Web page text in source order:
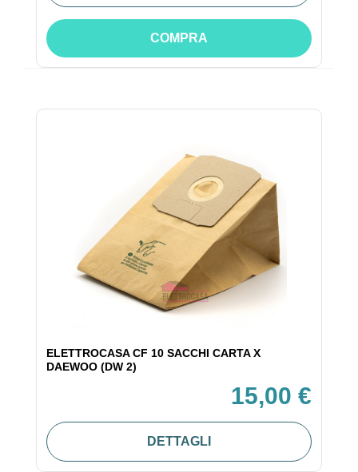
COMPRA
ELETTROCASA CF 10 SACCHI CARTA X
DAEWOO (DW 2)
15,00 €
DETTAGLI